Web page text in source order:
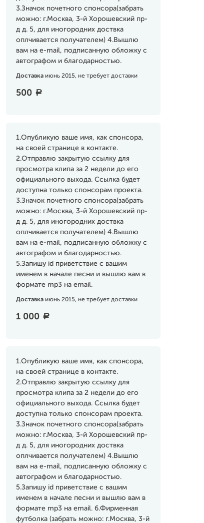
3.Значок почетного спонсора(забрать
можно: г.Москва, 3-й Хорошевский пр-
д д. 5, для иногородних доствка
оплчивается получателем) 4.Вышлю
вам на e-mail, подписанную обложку с
автографом и благодарностью.
Доставка июнь 2015, не требует доставки
500 a
1.Опубликую ваше имя, как спонсора,
на своей странице в контакте.
2.Отправлю закрытую ссылку для
просмотра клипа за 2 недели до его
официального выхода. Ссылка будет
доступна только спонсорам проекта.
3.Значок почетного спонсора(забрать
можно: г.Москва, 3-й Хорошевский пр-
д д. 5, для иногородних доствка
оплчивается получателем) 4.Вышлю
вам на e-mail, подписанную обложку с
автографом и благодарностью.
5.Запишу id приветствие с вашим
именем в начале песни и вышлю вам в
формате mp3 на email.
Доставка июнь 2015, не требует доставки
1 000 a
1.Опубликую ваше имя, как спонсора,
на своей странице в контакте.
2.Отправлю закрытую ссылку для
просмотра клипа за 2 недели до его
официального выхода. Ссылка будет
доступна только спонсорам проекта.
3.Значок почетного спонсора(забрать
можно: г.Москва, 3-й Хорошевский пр-
д д. 5, для иногородних доствка
оплчивается получателем) 4.Вышлю
вам на e-mail, подписанную обложку с
автографом и благодарностью.
5.Запишу id приветствие с вашим
именем в начале песни и вышлю вам в
формате mp3 на email. 6.Фирменная
футболка (забрать можно: г.Москва, 3-й